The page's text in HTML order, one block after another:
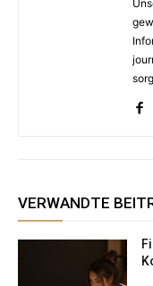
VERWANDTE